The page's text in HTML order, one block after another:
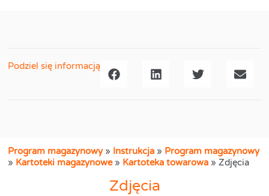
Podziel się informacją
Program magazynowy» Instrukcja » Program magazynowy
» Kartoteki magazynowe» Kartoteka towarowa »Zdjęcia
Zdjęcia